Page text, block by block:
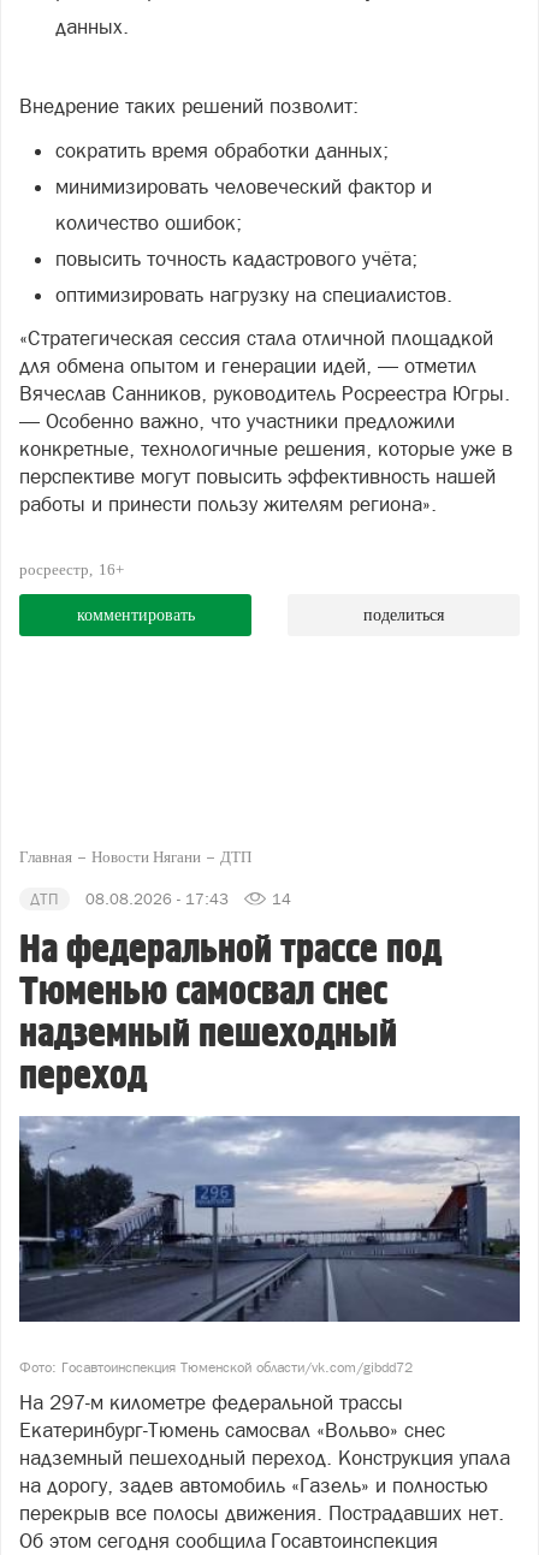
данных.
Внедрение таких решений позволит:
сократить время обработки данных;
минимизировать человеческий фактор и
количество ошибок;
повысить точность кадастрового учёта;
оптимизировать нагрузку на специалистов.
«Стратегическая сессия стала отличной площадкой
для обмена опытом и генерации идей, — отметил
Вячеслав Санников, руководитель Росреестра Югры.
— Особенно важно, что участники предложили
конкретные, технологичные решения, которые уже в
перспективе могут повысить эффективность нашей
работы и принести пользу жителям региона».
росреестр 16+
комментировать поделиться
Главная Новости Нягани ДТП
ДТП 08.08.2026 - 17:43 14
На федеральной трассе под
Тюменью самосвал снес
надземный пешеходный
переход
Фото: Госавтоинспекция Тюменской области/vk.com/gibdd72
На 297-м километре федеральной трассы
Екатеринбург-Тюмень самосвал «Вольво» снес
надземный пешеходный переход. Конструкция упала
на дорогу, задев автомобиль «Газель» и полностью
перекрыв все полосы движения. Пострадавших нет.
Об этом сегодня сообщила Госавтоинспекция